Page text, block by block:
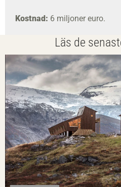
Kostnad: 6 miljoner euro.
Läs de